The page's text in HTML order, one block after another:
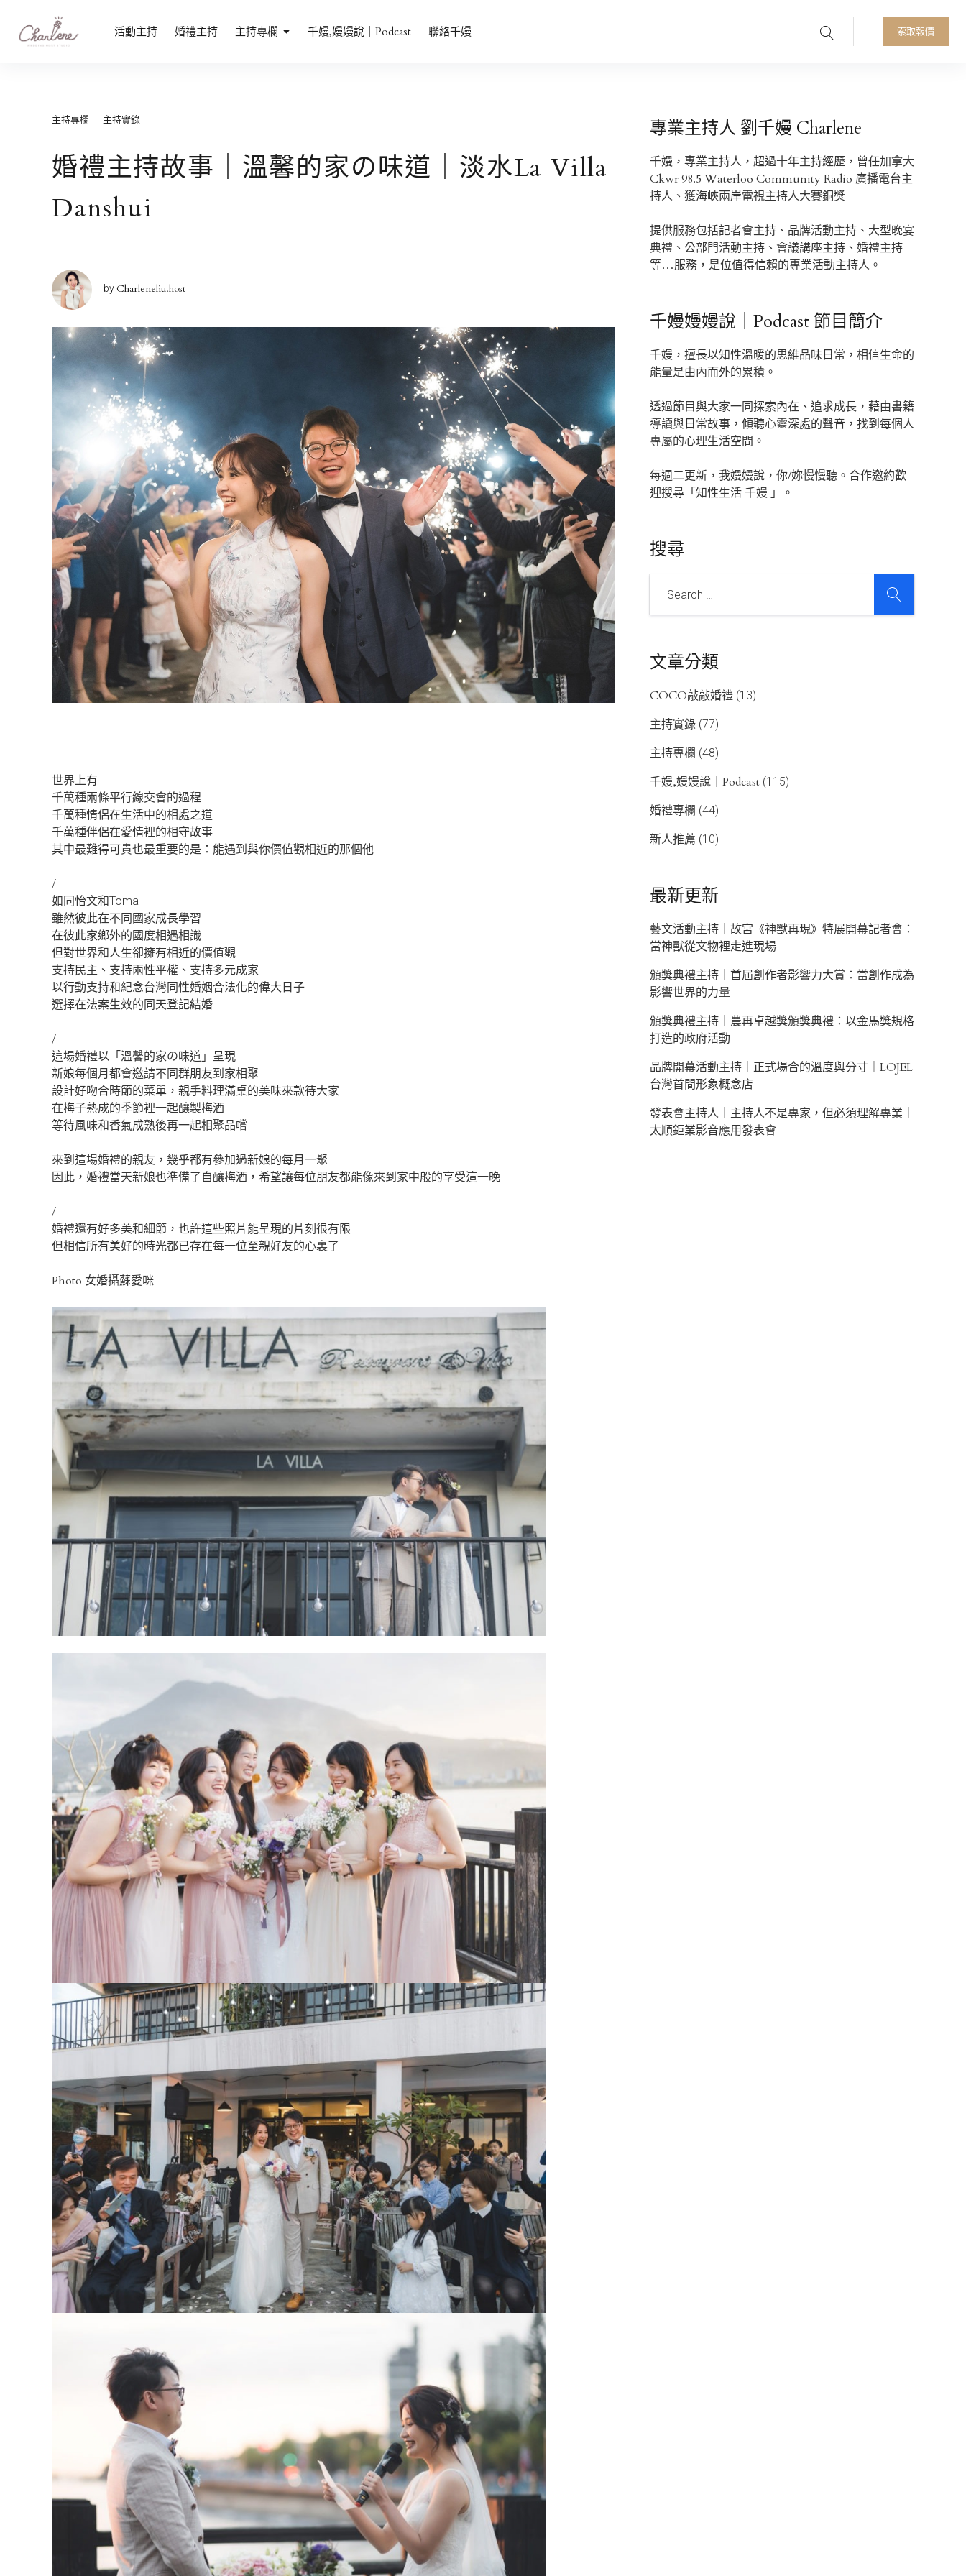
content
專業活動主持人劉千嫚｜媒體活動主持、記者會主持、中英雙語、品牌發表會主持、活動主持人首選
專業活動主持人劉千嫚｜中英雙語、記者會、品牌發表會首選
活動主持 婚禮主持 主持專欄 千嫚,嫚嫚說｜Podcast 聯絡千嫚
Search
索取報價
主持專欄 主持實錄
婚禮主持故事｜溫馨的家の味道｜淡水La Villa
Danshui
byCharleneliu.host
世界上有
千萬種兩條平行線交會的過程
千萬種情侶在生活中的相處之道
千萬種伴侶在愛情裡的相守故事
其中最難得可貴也最重要的是：能遇到與你價值觀相近的那個他
/
如同怡文和Toma
雖然彼此在不同國家成長學習
在彼此家鄉外的國度相遇相識
但對世界和人生卻擁有相近的價值觀
支持民主、支持兩性平權、支持多元成家
以行動支持和紀念台灣同性婚姻合法化的偉大日子
選擇在法案生效的同天登記結婚
/
這場婚禮以「溫馨的家の味道」呈現
新娘每個月都會邀請不同群朋友到家相聚
設計好吻合時節的菜單，親手料理滿桌的美味來款待大家
在梅子熟成的季節裡一起釀製梅酒
等待風味和香氣成熟後再一起相聚品嚐
來到這場婚禮的親友，幾乎都有參加過新娘的每月一聚
因此，婚禮當天新娘也準備了自釀梅酒，希望讓每位朋友都能像來到家中般的享受這一晚
/
婚禮還有好多美和細節，也許這些照片能呈現的片刻很有限
但相信所有美好的時光都已存在每一位至親好友的心裏了
Photo 女婚攝蘇愛咪
專業主持人 劉千嫚 Charlene
千嫚，專業主持人，超過十年主持經歷，曾任加拿大
Ckwr 98.5 Waterloo Community Radio 廣播電台主
持人、獲海峽兩岸電視主持人大賽銅獎
提供服務包括記者會主持、品牌活動主持、大型晚宴
典禮、公部門活動主持、會議講座主持、婚禮主持
等…服務，是位值得信賴的專業活動主持人。
千嫚嫚嫚說｜Podcast 節目簡介
千嫚，擅長以知性溫暖的思維品味日常，相信生命的
能量是由內而外的累積。
透過節目與大家一同探索內在、追求成長，藉由書籍
導讀與日常故事，傾聽心靈深處的聲音，找到每個人
專屬的心理生活空間。
每週二更新，我嫚嫚說，你/妳慢慢聽。合作邀約歡
迎搜尋「知性生活 千嫚 」。
搜尋
文章分類
COCO敲敲婚禮 (13)
主持實錄 (77)
主持專欄 (48)
千嫚,嫚嫚說｜Podcast (115)
婚禮專欄 (44)
新人推薦 (10)
最新更新
藝文活動主持｜故宮《神獸再現》特展開幕記者會：
當神獸從文物裡走進現場
頒獎典禮主持｜首屆創作者影響力大賞：當創作成為
影響世界的力量
頒獎典禮主持｜農再卓越獎頒獎典禮：以金馬獎規格
打造的政府活動
品牌開幕活動主持｜正式場合的溫度與分寸｜LOJEL
台灣首間形象概念店
發表會主持人｜主持人不是專家，但必須理解專業｜
太順鉅業影音應用發表會